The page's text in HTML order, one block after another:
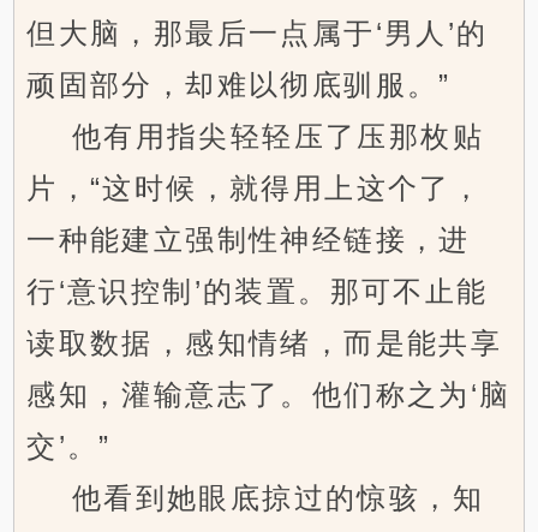
但大脑，那最后一点属于‘男人’的
顽固部分，却难以彻底驯服。”
他有用指尖轻轻压了压那枚贴
片，“这时候，就得用上这个了，
一种能建立强制性神经链接，进
行‘意识控制’的装置。那可不止能
读取数据，感知情绪，而是能共享
感知，灌输意志了。他们称之为‘脑
交’。”
他看到她眼底掠过的惊骇，知